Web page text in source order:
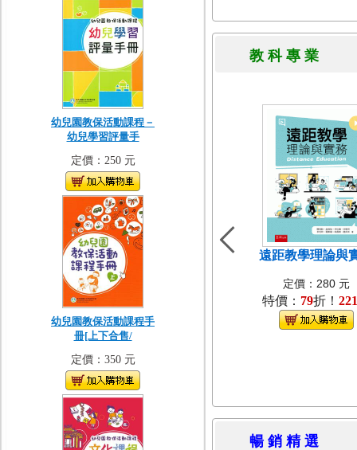
幼兒園教保活動課程－
幼兒學習評量手
定價：250 元
幼兒園教保活動課程手
冊[上下合售/
定價：350 元
教 科 專
遠距教學理論與
定價：280 元
特價： 79折！ 221
暢 銷 精